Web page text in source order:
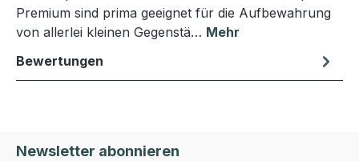
Premium sind prima geeignet für die Aufbewahrung
von allerlei kleinen Gegenstä… Mehr
Bewertungen
Newsletter abonnieren